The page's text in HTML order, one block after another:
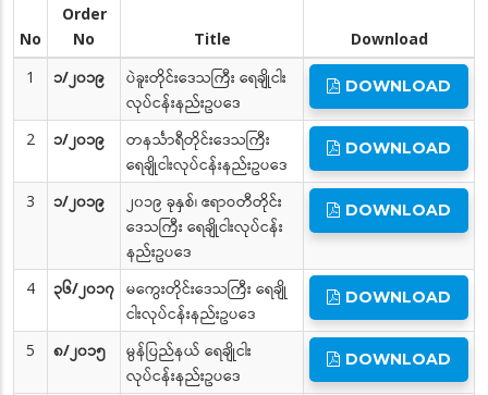
No
Order
No
Title
Download
1
၁/၂၀၁၉
ပဲခူးတိုင်းဒေသကြီး ရေချိုငါး
လုပ်ငန်းနည်းဥပဒေ
DOWNLOAD
2 ၁/၂၀၁၉
တနင်္သာရီတိုင်းဒေသကြီး
ရေချိုငါးလုပ်ငန်းနည်းဥပဒေ
DOWNLOAD
3 ၁/၂၀၁၉
၂၀၁၉ ခုနှစ်၊ ဧရာဝတီတိုင်း
ဒေသကြီး ရေချိုငါးလုပ်ငန်း
နည်းဥပဒေ
DOWNLOAD
4 ၃၆/၂၀၁၇ မကွေးတိုင်းဒေသကြီး ရေချို
ငါးလုပ်ငန်းနည်းဥပဒေ
DOWNLOAD
5 ၈/၂၀၁၅
မွန်ပြည်နယ် ရေချိုငါး
လုပ်ငန်းနည်းဥပဒေ
DOWNLOAD